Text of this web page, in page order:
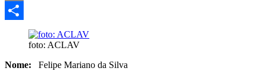
Email
foto: ACLAV
Nome: Felipe Mariano da Silva